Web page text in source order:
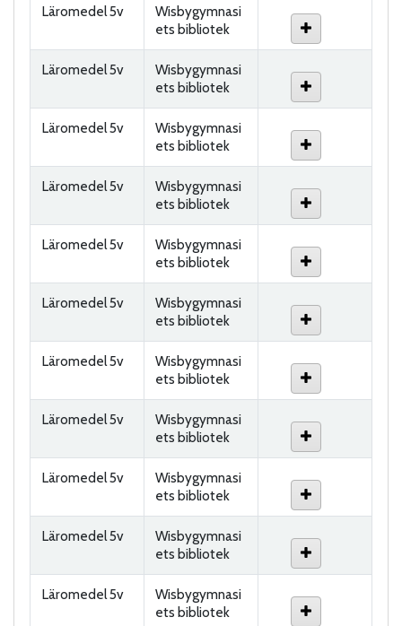
Läromedel 5v
Wisbygymnasi
ets bibliotek
Läromedel 5v
Wisbygymnasi
ets bibliotek
Läromedel 5v
Wisbygymnasi
ets bibliotek
Läromedel 5v
Wisbygymnasi
ets bibliotek
Läromedel 5v
Wisbygymnasi
ets bibliotek
Läromedel 5v
Wisbygymnasi
ets bibliotek
Läromedel 5v
Wisbygymnasi
ets bibliotek
Läromedel 5v
Wisbygymnasi
ets bibliotek
Läromedel 5v
Wisbygymnasi
ets bibliotek
Läromedel 5v
Wisbygymnasi
ets bibliotek
Läromedel 5v
Wisbygymnasi
ets bibliotek